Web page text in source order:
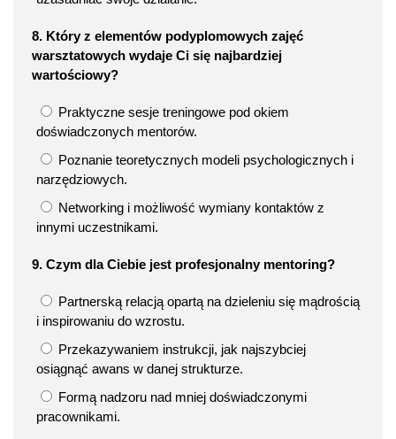
8. Który z elementów podyplomowych zajęć
warsztatowych wydaje Ci się najbardziej
wartościowy?
Praktyczne sesje treningowe pod okiem
doświadczonych mentorów.
Poznanie teoretycznych modeli psychologicznych i
narzędziowych.
Networking i możliwość wymiany kontaktów z
innymi uczestnikami.
9. Czym dla Ciebie jest profesjonalny mentoring?
Partnerską relacją opartą na dzieleniu się mądrością
i inspirowaniu do wzrostu.
Przekazywaniem instrukcji, jak najszybciej
osiągnąć awans w danej strukturze.
Formą nadzoru nad mniej doświadczonymi
pracownikami.